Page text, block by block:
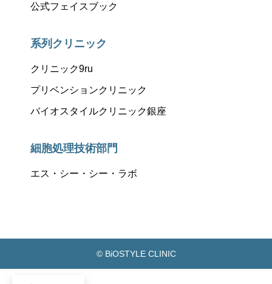
公式フェイスブック
系列クリニック
クリニック9ru
プリベンションクリニック
バイオスタイルクリニック銀座
細胞処理技術部門
エス・シー・シー・ラボ
© BiOSTYLE CLINIC